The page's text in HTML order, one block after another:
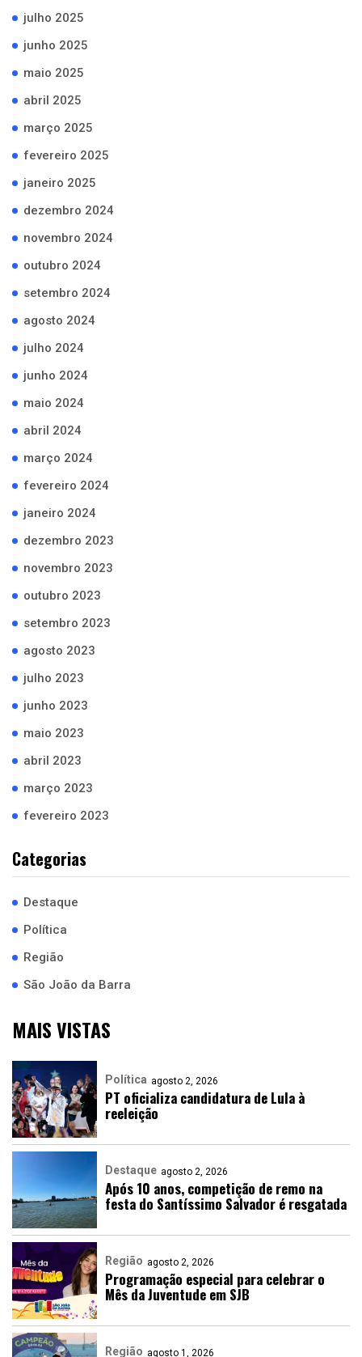
julho 2025
junho 2025
maio 2025
abril 2025
março 2025
fevereiro 2025
janeiro 2025
dezembro 2024
novembro 2024
outubro 2024
setembro 2024
agosto 2024
julho 2024
junho 2024
maio 2024
abril 2024
março 2024
fevereiro 2024
janeiro 2024
dezembro 2023
novembro 2023
outubro 2023
setembro 2023
agosto 2023
julho 2023
junho 2023
maio 2023
abril 2023
março 2023
fevereiro 2023
Categorias
Destaque
Política
Região
São João da Barra
MAIS VISTAS
Política agosto 2, 2026
PT oficializa candidatura de Lula à
reeleição
Destaque agosto 2, 2026
Após 10 anos, competição de remo na
festa do Santíssimo Salvador é resgatada
Região agosto 2, 2026
Programação especial para celebrar o
Mês da Juventude em SJB
Região agosto 1, 2026